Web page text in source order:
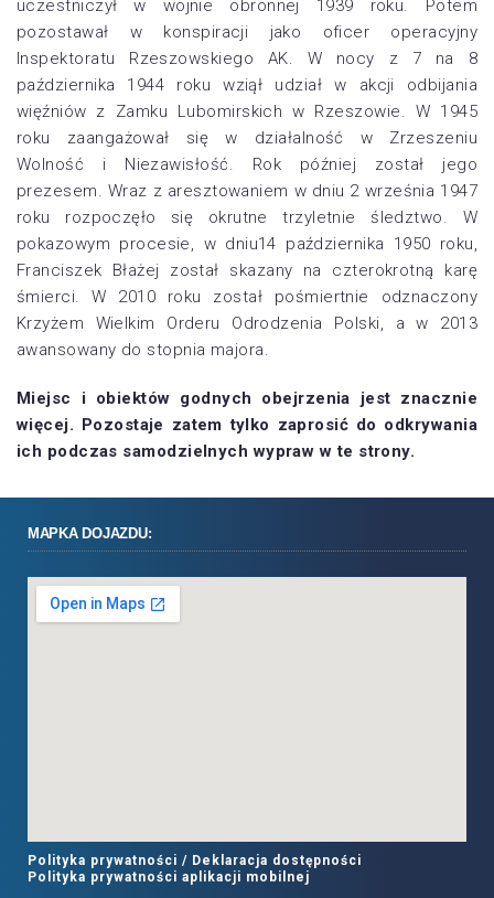
uczestniczył w wojnie obronnej 1939 roku. Potem
pozostawał w konspiracji jako oficer operacyjny
Inspektoratu Rzeszowskiego AK. W nocy z 7 na 8
października 1944 roku wziął udział w akcji odbijania
więźniów z Zamku Lubomirskich w Rzeszowie. W 1945
roku zaangażował się w działalność w Zrzeszeniu
Wolność i Niezawisłość. Rok później został jego
prezesem. Wraz z aresztowaniem w dniu 2 września 1947
roku rozpoczęło się okrutne trzyletnie śledztwo. W
pokazowym procesie, w dniu14 października 1950 roku,
Franciszek Błażej został skazany na czterokrotną karę
śmierci. W 2010 roku został pośmiertnie odznaczony
Krzyżem Wielkim Orderu Odrodzenia Polski, a w 2013
awansowany do stopnia majora.
Miejsc i obiektów godnych obejrzenia jest znacznie
więcej. Pozostaje zatem tylko zaprosić do odkrywania
ich podczas samodzielnych wypraw w te strony.
MAPKA DOJAZDU:
Polityka prywatności / Deklaracja dostępności
Polityka prywatności aplikacji mobilnej